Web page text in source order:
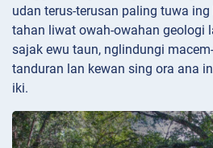
udan terus-terusan paling tuwa
tahan liwat owah-owahan geologi
sajak ewu taun, nglindungi
tanduran lan kewan sing ora ana
iki.